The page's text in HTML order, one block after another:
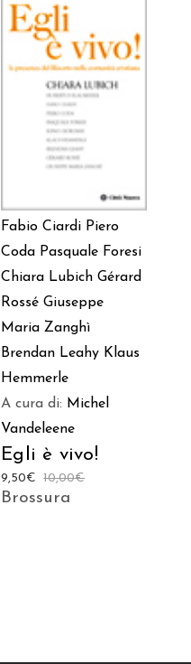
AGGIUNGI AL
CARRELLO
Fabio Ciardi Piero
Coda Pasquale Foresi
Chiara Lubich Gérard
Rossé Giuseppe
Maria Zanghì
Brendan Leahy Klaus
Hemmerle
A cura di: Michel
Vandeleene
Egli è vivo!
10,00€
9,50€
Brossura